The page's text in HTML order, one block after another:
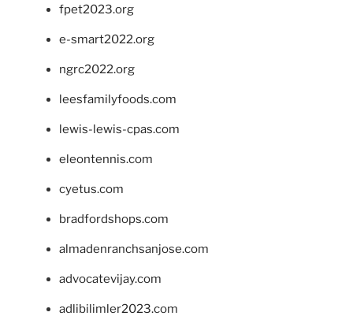
fpet2023.org
e-smart2022.org
ngrc2022.org
leesfamilyfoods.com
lewis-lewis-cpas.com
eleontennis.com
cyetus.com
bradfordshops.com
almadenranchsanjose.com
advocatevijay.com
adlibilimler2023.com